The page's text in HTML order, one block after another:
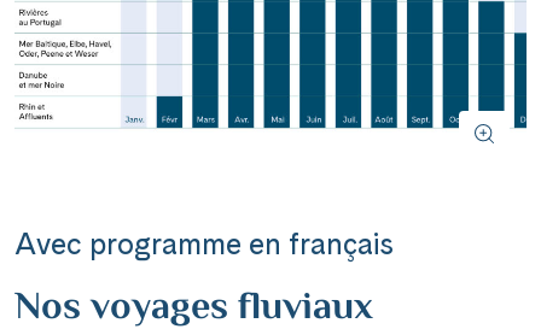
Avec programme en français
Nos voyages fluviaux